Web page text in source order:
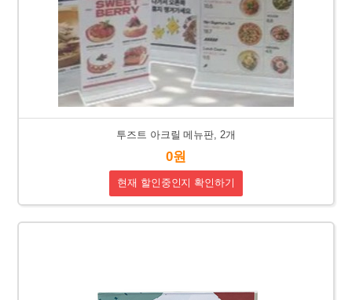
투즈트 아크릴 메뉴판, 2개
0원
현재 할인중인지 확인하기